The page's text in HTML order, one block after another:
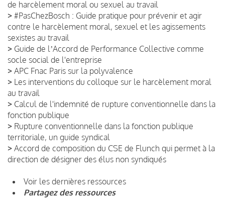
de harcèlement moral ou sexuel au travail
> #PasChezBosch : Guide pratique pour prévenir et agir
contre le harcèlement moral, sexuel et les agissements
sexistes au travail
> Guide de lʼAccord de Performance Collective comme
socle social de l'entreprise
> APC Fnac Paris sur la polyvalence
> Les interventions du colloque sur le harcèlement moral
au travail
> Calcul de l'indemnité de rupture conventionnelle dans la
fonction publique
> Rupture conventionnelle dans la fonction publique
territoriale, un guide syndical
> Accord de composition du CSE de Flunch qui permet à la
direction de désigner des élus non syndiqués
Voir les dernières ressources
Partagez des ressources